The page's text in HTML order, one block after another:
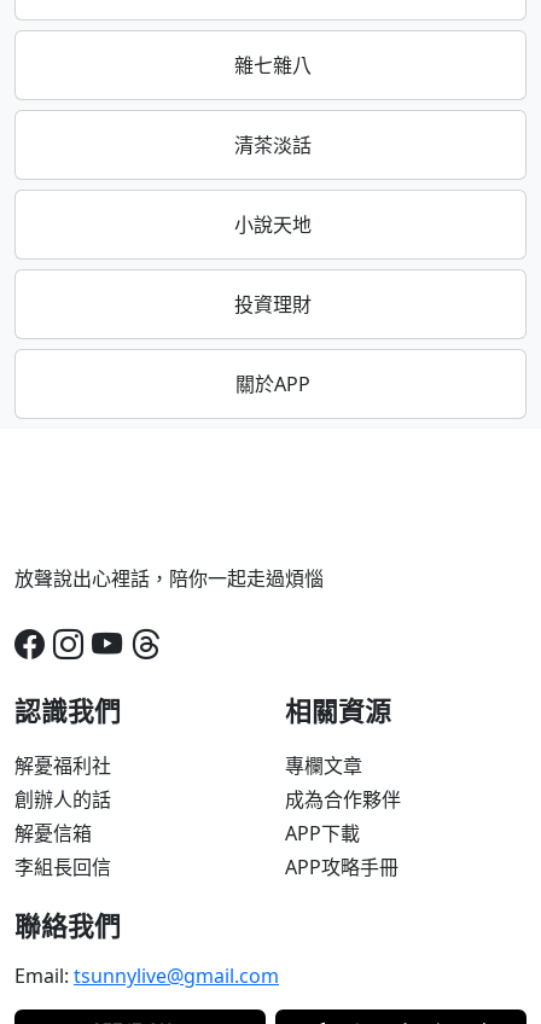
雜七雜八
清茶淡話
小說天地
投資理財
關於APP
放聲說出心裡話，陪你一起走過煩惱
認識我們
解憂福利社
創辦人的話
解憂信箱
李組長回信
相關資源
專欄文章
成為合作夥伴
APP下載
APP攻略手冊
聯絡我們
Email: tsunnylive@gmail.com